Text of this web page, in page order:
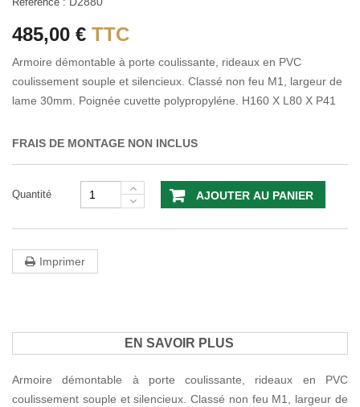
485,00 € TTC
Armoire démontable à porte coulissante, rideaux en PVC
coulissement souple et silencieux. Classé non feu M1, largeur de
lame 30mm. Poignée cuvette polypropyléne. H160 X L80 X P41
FRAIS DE MONTAGE NON INCLUS
Quantité AJOUTER AU PANIER
Imprimer
EN SAVOIR PLUS
Armoire démontable à porte coulissante, rideaux en PVC
coulissement souple et silencieux. Classé non feu M1, largeur de